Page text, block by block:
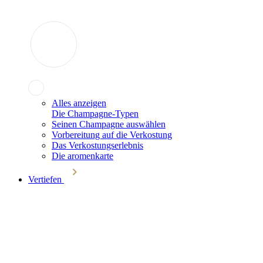
Alles anzeigen
Die Champagne-Typen
Seinen Champagne auswählen
Vorbereitung auf die Verkostung
Das Verkostungserlebnis
Die aromenkarte
Vertiefen